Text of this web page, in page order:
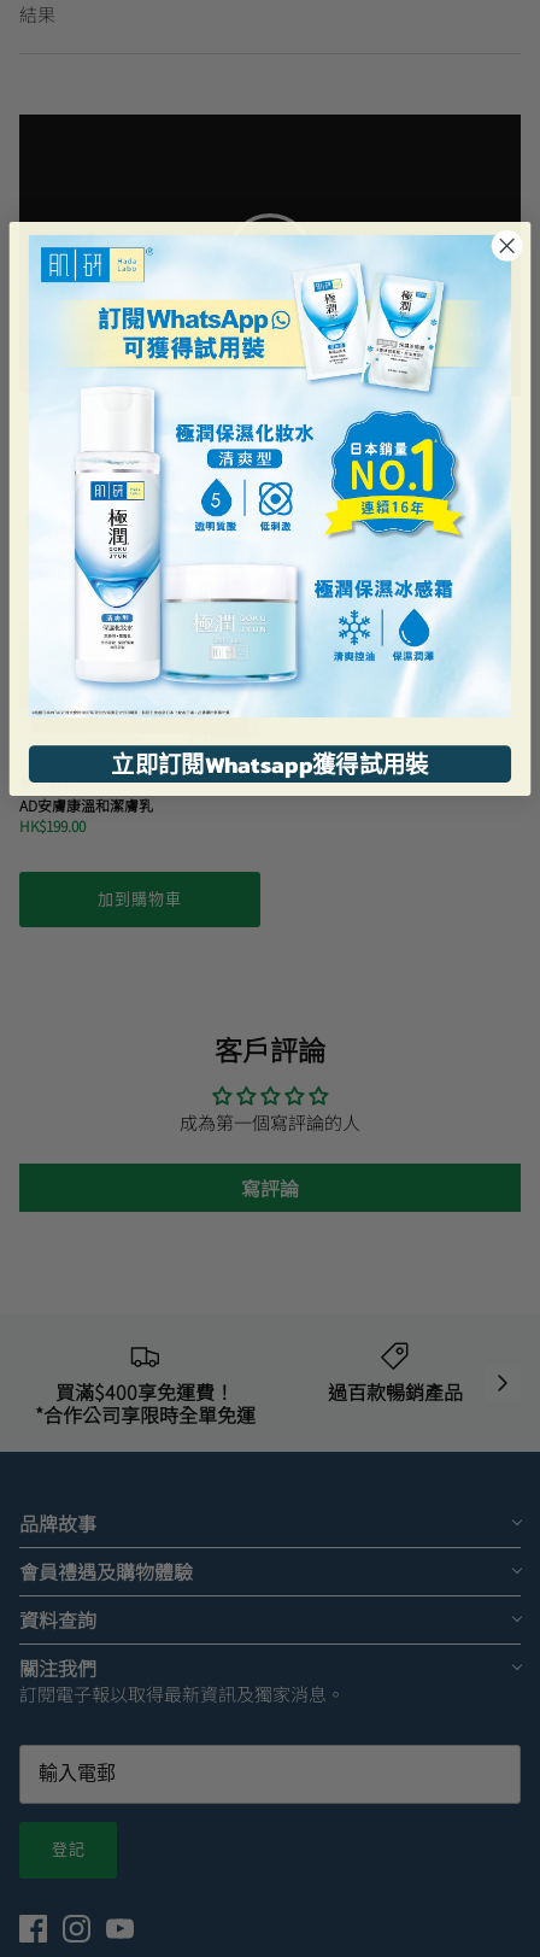
結果
最近瀏覽過的
買1送1
曼秀雷敦
AD安膚康溫和潔膚乳
HK$199.00
加到購物車
客戶評論
成為第一個寫評論的人
寫評論
買滿$400享免運費！
*合作公司享限時全單免運
過百款暢銷產品
品牌故事
會員禮遇及購物體驗
資料查詢
關注我們
訂閱電子報以取得最新資訊及獨家消息。
登記
立即訂閱Whatsapp獲得試用裝